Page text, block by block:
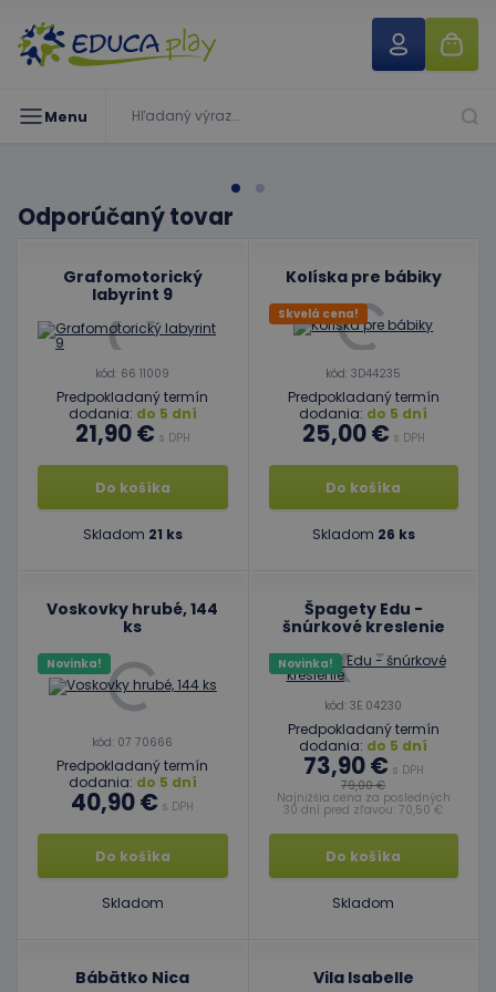
Menu
Odporúčaný tovar
Grafomotorický
labyrint 9
kód: 66 11009
Predpokladaný termín
dodania: do 5 dní
21,90 € s DPH
Do košíka
Skladom 21 ks
Kolíska pre bábiky
Skvelá cena!
kód: 3D44235
Predpokladaný termín
dodania: do 5 dní
25,00 € s DPH
Do košíka
Skladom 26 ks
Voskovky hrubé, 144
ks
Novinka!
kód: 07 70666
Predpokladaný termín
dodania: do 5 dní
40,90 € s DPH
Do košíka
Skladom
Špagety Edu -
šnúrkové kreslenie
Novinka!
kód: 3E 04230
Predpokladaný termín
dodania: do 5 dní
73,90 € s DPH
79,00 €
Najnižšia cena za posledných
30 dní pred zľavou: 70,50 €
Do košíka
Skladom
Bábätko Nica Vila Isabelle